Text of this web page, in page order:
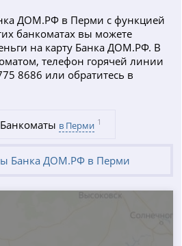
ДОМ.РФ в Перми с функцией
банкоматах вы можете
на карту Банка ДОМ.РФ. В
телефон горячей линии
8686 или обратитесь в
Банкоматы в Перми 1
Банка ДОМ.РФ в Перми